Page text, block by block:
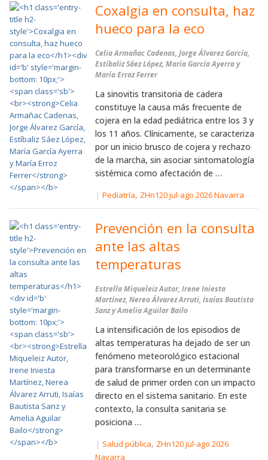
Coxalgia en consulta, haz
hueco para la eco
Celia Armañac Cadenas, Jorge Álvarez García,
Estíbaliz Sáez López, María García Ayerra y
María Erroz Ferrer
La sinovitis transitoria de cadera
constituye la causa más frecuente de
cojera en la edad pediátrica entre los 3 y
los 11 años. Clínicamente, se caracteriza
por un inicio brusco de cojera y rechazo
de la marcha, sin asociar sintomatología
sistémica como afectación de …
| Pediatría, ZHn120 jul-ago 2026 Navarra
Prevención en la consulta
ante las altas
temperaturas
Estrella Miqueleiz Autor, Irene Iniesta
Martínez, Nerea Álvarez Arruti, Isaías Bautista
Sanz y Amelia Aguilar Bailo
La intensificación de los episodios de
altas temperaturas ha dejado de ser un
fenómeno meteorológico estacional
para transformarse en un determinante
de salud de primer orden con un impacto
directo en el sistema sanitario. En este
contexto, la consulta sanitaria se
posiciona …
| Salud pública, ZHn120 jul-ago 2026
Navarra